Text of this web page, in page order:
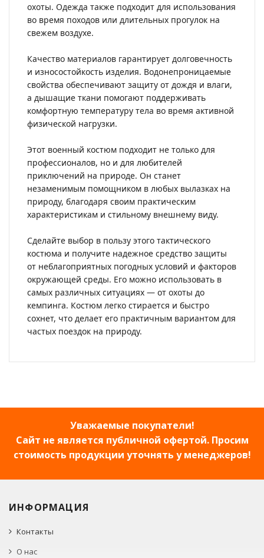
охоты. Одежда также подходит для использования
во время походов или длительных прогулок на
свежем воздухе.
Качество материалов гарантирует долговечность
и износостойкость изделия. Водонепроницаемые
свойства обеспечивают защиту от дождя и влаги,
а дышащие ткани помогают поддерживать
комфортную температуру тела во время активной
физической нагрузки.
Этот военный костюм подходит не только для
профессионалов, но и для любителей
приключений на природе. Он станет
незаменимым помощником в любых вылазках на
природу, благодаря своим практическим
характеристикам и стильному внешнему виду.
Сделайте выбор в пользу этого тактического
костюма и получите надежное средство защиты
от неблагоприятных погодных условий и факторов
окружающей среды. Его можно использовать в
самых различных ситуациях — от охоты до
кемпинга. Костюм легко стирается и быстро
сохнет, что делает его практичным вариантом для
частых поездок на природу.
Уважаемые покупатели!
Сайт не является публичной офертой. Просим
стоимость продукции уточнять у менеджеров!
ИНФОРМАЦИЯ
Контакты
О нас